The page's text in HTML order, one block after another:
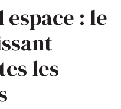
: le
les